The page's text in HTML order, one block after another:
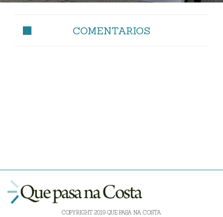
COMENTARIOS
COPYRIGHT 2019 QUE PASA NA COSTA